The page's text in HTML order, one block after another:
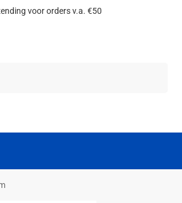
voor orders v.a. €50